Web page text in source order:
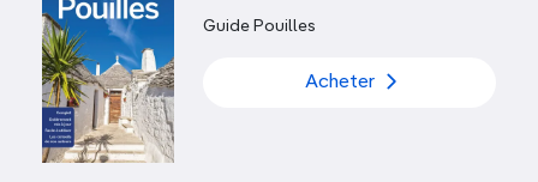
restaurants affichent complet, la
orientale de la péninsule
ensoleillée incontournable.
Guide Pouilles
Acheter